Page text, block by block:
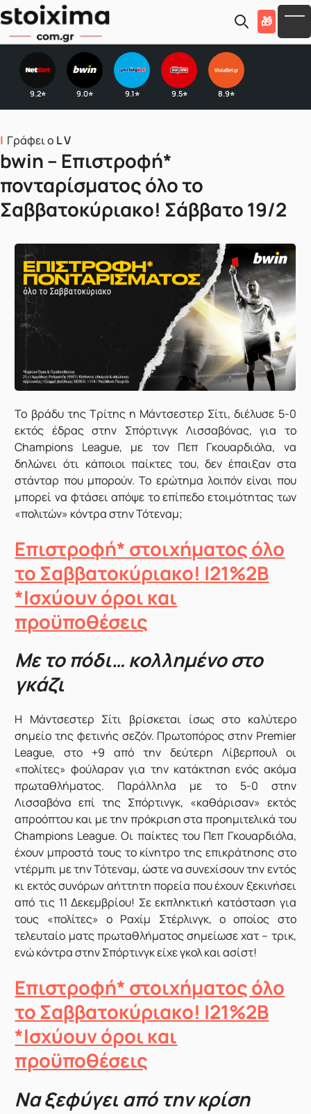
Skip to main content
🎁
9.2⭐ 9.0⭐ 9.1⭐ 9.5⭐ 8.9⭐
Γράφει ο L V
bwin – Επιστροφή*
πονταρίσματος όλο το
Σαββατοκύριακο! Σάββατο 19/2
Το βράδυ της Τρίτης η Μάντσεστερ Σίτι, διέλυσε 5-0
εκτός έδρας στην Σπόρτινγκ Λισσαβόνας, για το
Champions League, με τον Πεπ Γκουαρδιόλα, να
δηλώνει ότι κάποιοι παίκτες του, δεν έπαιξαν στα
στάνταρ που μπορούν. Το ερώτημα λοιπόν είναι που
μπορεί να φτάσει απόψε το επίπεδο ετοιμότητας των
«πολιτών» κόντρα στην Τότεναμ;
Επιστροφή* στοιχήματος όλο
το Σαββατοκύριακο! |21%2B
*Ισχύουν όροι και
προϋποθέσεις
Με το πόδι… κολλημένο στο
γκάζι
Η Μάντσεστερ Σίτι βρίσκεται ίσως στο καλύτερο
σημείο της φετινής σεζόν. Πρωτοπόρος στην Premier
League, στο +9 από την δεύτερη Λίβερπουλ οι
«πολίτες» φούλαραν για την κατάκτηση ενός ακόμα
πρωταθλήματος. Παράλληλα με το 5-0 στην
Λισσαβόνα επί της Σπόρτινγκ, «καθάρισαν» εκτός
απροόπτου και με την πρόκριση στα προημιτελικά του
Champions League. Οι παίκτες του Πεπ Γκουαρδιόλα,
έχουν μπροστά τους το κίνητρο της επικράτησης στο
ντέρμπι με την Τότεναμ, ώστε να συνεχίσουν την εντός
κι εκτός συνόρων αήττητη πορεία που έχουν ξεκινήσει
από τις 11 Δεκεμβρίου! Σε εκπληκτική κατάσταση για
τους «πολίτες» ο Ραχίμ Στέρλινγκ, ο οποίος στο
τελευταίο ματς πρωταθλήματος σημείωσε χατ – τρικ,
ενώ κόντρα στην Σπόρτινγκ είχε γκολ και ασίστ!
Επιστροφή* στοιχήματος όλο
το Σαββατοκύριακο! |21%2B
*Ισχύουν όροι και
προϋποθέσεις
Να ξεφύγει από την κρίση